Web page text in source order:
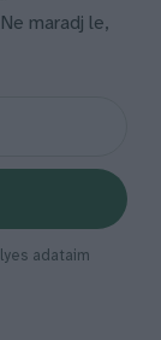
maradj le,
adataim